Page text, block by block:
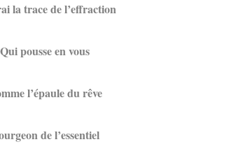
la trace de l’effraction
Qui pousse en vous
l’épaule du rêve
de l’essentiel